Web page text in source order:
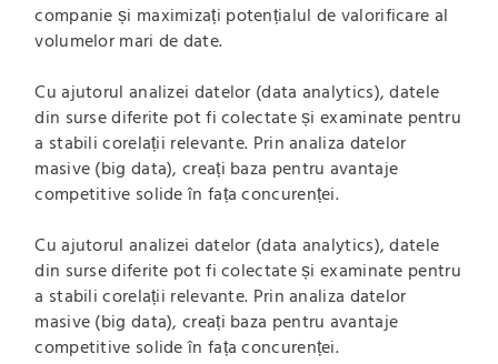
companie și maximizați potențialul de valorificare al
volumelor mari de date.
Cu ajutorul analizei datelor (data analytics), datele
din surse diferite pot fi colectate și examinate pentru
a stabili corelații relevante. Prin analiza datelor
masive (big data), creați baza pentru avantaje
competitive solide în fața concurenței.
Cu ajutorul analizei datelor (data analytics), datele
din surse diferite pot fi colectate și examinate pentru
a stabili corelații relevante. Prin analiza datelor
masive (big data), creați baza pentru avantaje
competitive solide în fața concurenței.